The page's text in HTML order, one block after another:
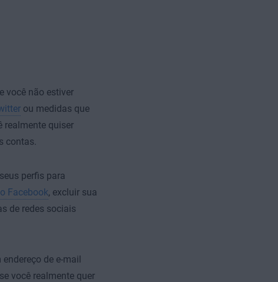
você não estiver
ou medidas que
realmente quiser
contas.
perfis para
Facebook, excluir sua
de redes sociais
de e-mail
você realmente quer